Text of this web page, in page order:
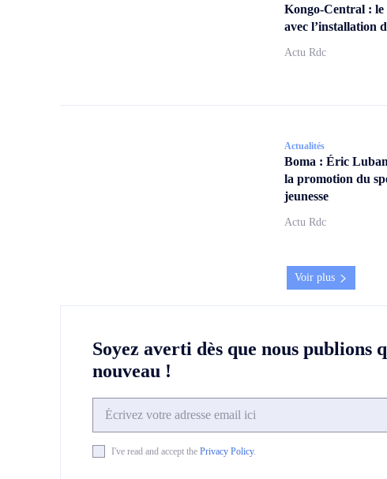
Kongo-Central :
avec l’installation
Actu Rdc
Actualités
Boma : Éric
la promotion du
jeunesse
Actu Rdc
Voir plus
Soyez averti dès que nous publions
nouveau !
I've read and accept the Privacy Policy.